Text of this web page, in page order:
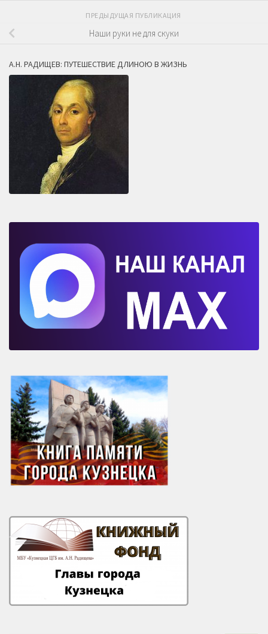
ПРЕДЫДУЩАЯ ПУБЛИКАЦИЯ
Наши руки не для скуки
А.Н. РАДИЩЕВ: ПУТЕШЕСТВИЕ ДЛИНОЮ В ЖИЗНЬ